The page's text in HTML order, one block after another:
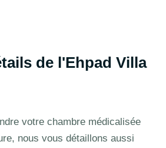
de l'Ehpad Villa
votre chambre médicalisée
nous vous détaillons aussi